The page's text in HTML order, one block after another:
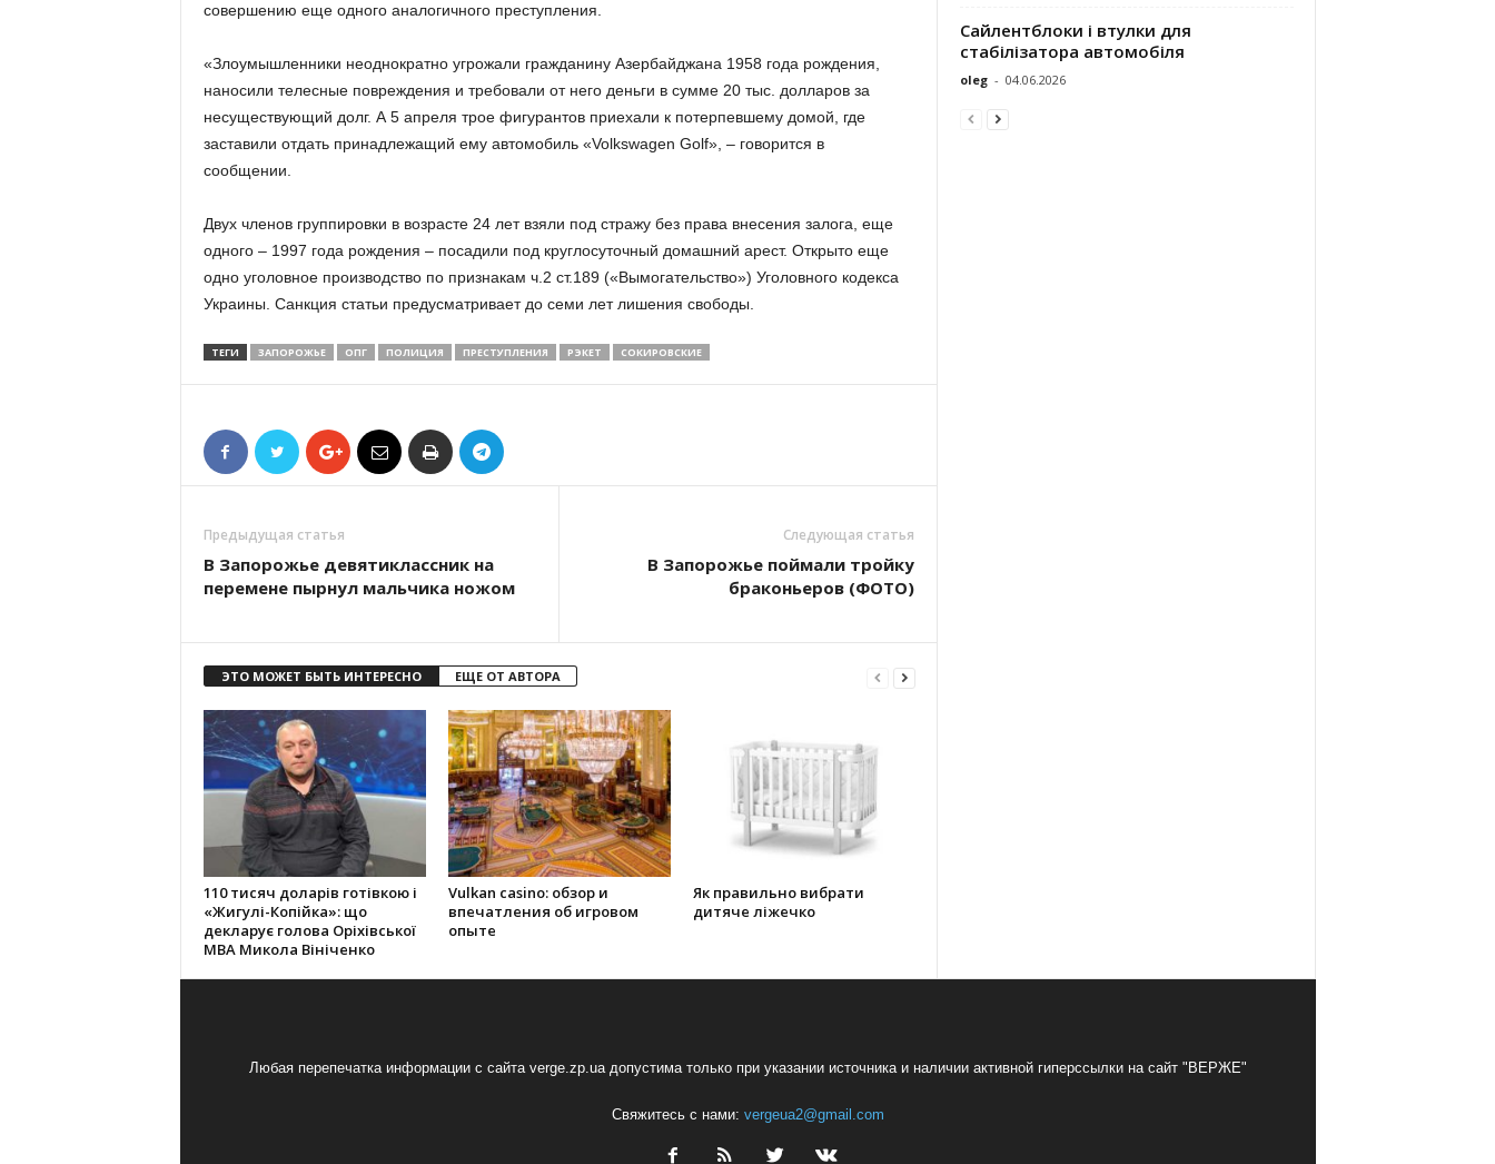
совершению еще одного аналогичного преступления.
«Злоумышленники неоднократно угрожали гражданину Азербайджана 1958 года рождения,
наносили телесные повреждения и требовали от него деньги в сумме 20 тыс. долларов за
несуществующий долг. А 5 апреля трое фигурантов приехали к потерпевшему домой, где
заставили отдать принадлежащий ему автомобиль «Volkswagen Golf», – говорится в
сообщении.
Двух членов группировки в возрасте 24 лет взяли под стражу без права внесения залога, еще
одного – 1997 года рождения – посадили под круглосуточный домашний арест. Открыто еще
одно уголовное производство по признакам ч.2 ст.189 («Вымогательство») Уголовного кодекса
Украины. Санкция статьи предусматривает до семи лет лишения свободы.
ТЕГИ ЗАПОРОЖЬЕ ОПГ ПОЛИЦИЯ ПРЕСТУПЛЕНИЯ РЭКЕТ СОКИРОВСКИЕ
Предыдущая статья
В Запорожье девятиклассник на
перемене пырнул мальчика ножом
Следующая статья
В Запорожье поймали тройку
браконьеров (ФОТО)
ЭТО МОЖЕТ БЫТЬ ИНТЕРЕСНО ЕЩЕ ОТ АВТОРА
110 тисяч доларів готівкою і
«Жигулі-Копійка»: що
декларує голова Оріхівської
МВА Микола Вініченко
Vulkan casino: обзор и
впечатления об игровом
опыте
Як правильно вибрати
дитяче ліжечко
Сайлентблоки і втулки для
стабілізатора автомобіля
oleg - 04.06.2026
Любая перепечатка информации с сайта verge.zp.ua допустима только при указании источника и наличии активной гиперссылки на сайт "ВЕРЖЕ"
Свяжитесь с нами: vergeua2@gmail.com